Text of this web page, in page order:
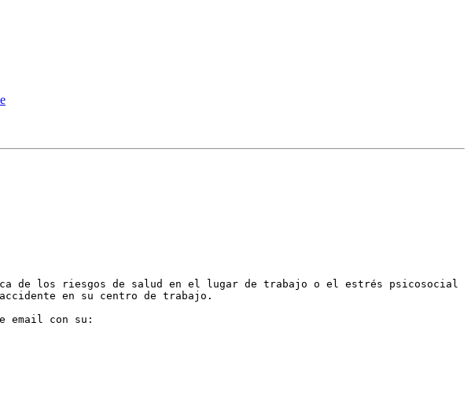
de los riesgos de salud en el lugar de trabajo o el estrés psicosocial
en su centro de trabajo.
email con su: